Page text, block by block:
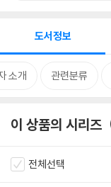
도서정보
소개 관련분류
이 상품의 시리즈
전체선택